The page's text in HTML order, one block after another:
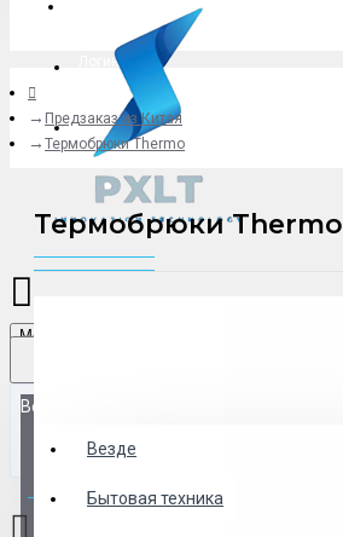
Логин
+79775619766
Menu
Везде
Везде
Бытовая техника
0 товар(ов) - 0 р.
Предзаказ из Китая
Термобрюки Thermo
Термобрюки Thermo